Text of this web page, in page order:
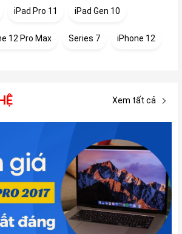
iPad Pro 11 iPad Gen 10
12 Pro Max Series 7 iPhone 12
Xem tất cả